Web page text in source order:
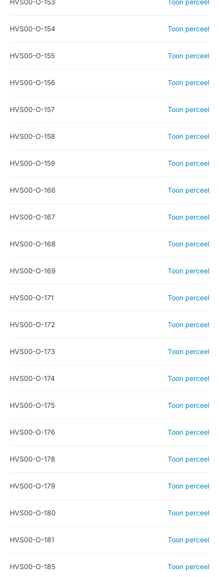
HVS00-O-153 Toon perceel
HVS00-O-154 Toon perceel
HVS00-O-155 Toon perceel
HVS00-O-156 Toon perceel
HVS00-O-157 Toon perceel
HVS00-O-158 Toon perceel
HVS00-O-159 Toon perceel
HVS00-O-166 Toon perceel
HVS00-O-167 Toon perceel
HVS00-O-168 Toon perceel
HVS00-O-169 Toon perceel
HVS00-O-171 Toon perceel
HVS00-O-172 Toon perceel
HVS00-O-173 Toon perceel
HVS00-O-174 Toon perceel
HVS00-O-175 Toon perceel
HVS00-O-176 Toon perceel
HVS00-O-178 Toon perceel
HVS00-O-179 Toon perceel
HVS00-O-180 Toon perceel
HVS00-O-181 Toon perceel
HVS00-O-185 Toon perceel